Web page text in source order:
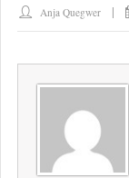
Anja Quegwer